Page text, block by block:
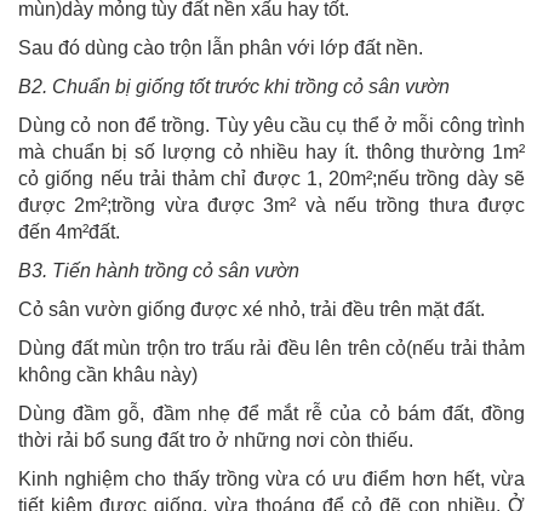
mùn)dày mỏng tùy đất nền xấu hay tốt.
Sau đó dùng cào trộn lẫn phân với lớp đất nền.
B2. Chuẩn bị giống tốt trước khi trồng cỏ sân vườn
Dùng cỏ non để trồng. Tùy yêu cầu cụ thể ở mỗi công trình
mà chuẩn bị số lượng cỏ nhiều hay ít. thông thường 1m²
cỏ giống nếu trải thảm chỉ được 1, 20m²;nếu trồng dày sẽ
được 2m²;trồng vừa được 3m² và nếu trồng thưa được
đến 4m²đất.
B3. Tiến hành trồng cỏ sân vườn
Cỏ sân vườn giống được xé nhỏ, trải đều trên mặt đất.
Dùng đất mùn trộn tro trấu rải đều lên trên cỏ(nếu trải thảm
không cần khâu này)
Dùng đầm gỗ, đầm nhẹ để mắt rễ của cỏ bám đất, đồng
thời rải bổ sung đất tro ở những nơi còn thiếu.
Kinh nghiệm cho thấy trồng vừa có ưu điểm hơn hết, vừa
tiết kiệm được giống, vừa thoáng để cỏ đẽ con nhiều. Ở